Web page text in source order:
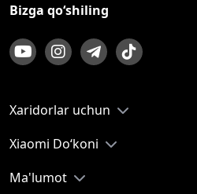
Bizga qo‘shiling
Xaridorlar uchun
Xiaomi Do‘koni
Ma'lumot